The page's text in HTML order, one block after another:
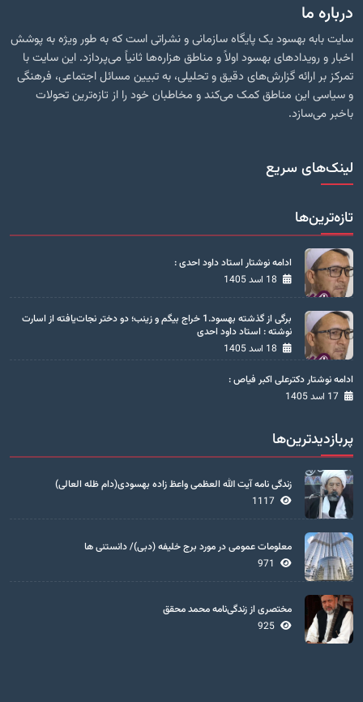
درباره ما
سایت بابه بهسود یک پایگاه سازمانی و نشراتی است که به طور ویژه به پوشش
اخبار و رویدادهای بهسود اولاً و مناطق هزاره‌ها ثانیاً می‌پردازد. این سایت با
تمرکز بر ارائه گزارش‌های دقیق و تحلیلی، به تبیین مسائل اجتماعی، فرهنگی
و سیاسی این مناطق کمک می‌کند و مخاطبان خود را از تازه‌ترین تحولات
باخبر می‌سازد.
لینک‌های سریع
تازه‌ترین‌ها
ادامه نوشتار استاد داود احدی :
برگی از گذشته بهسود.1 خراج بیگم و زینب؛ دو دختر نجات‌یافته از اسارت
نوشته : استاد داود احدی
ادامه نوشتار دکترعلی اکبر فیاص :
پربازدیدترین‌ها
زندگی نامه آیت الله العظمی واعظ زاده بهسودی(دام ظله العالی)
معلومات عمومی در مورد برج خلیفه (دبی)/ دانستنی ها
مختصری از زندگی‌نامه محمد محقق